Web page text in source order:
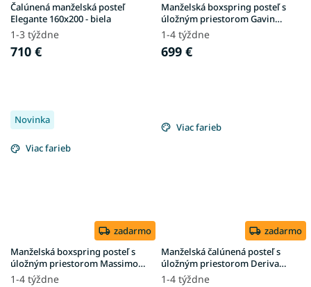
Čalúnená manželská posteľ
Elegante 160x200 - biela
1-3 týždne
710 €
Manželská boxspring posteľ s
úložným priestorom Gavin
160x200 - biela
1-4 týždne
699 €
Novinka
Viac farieb
zadarmo
Manželská boxspring posteľ s
úložným priestorom Massimo
160x200 - biela
1-4 týždne
Viac farieb
zadarmo
Manželská čalúnená posteľ s
úložným priestorom Deriva
160x200 - biela
1-4 týždne